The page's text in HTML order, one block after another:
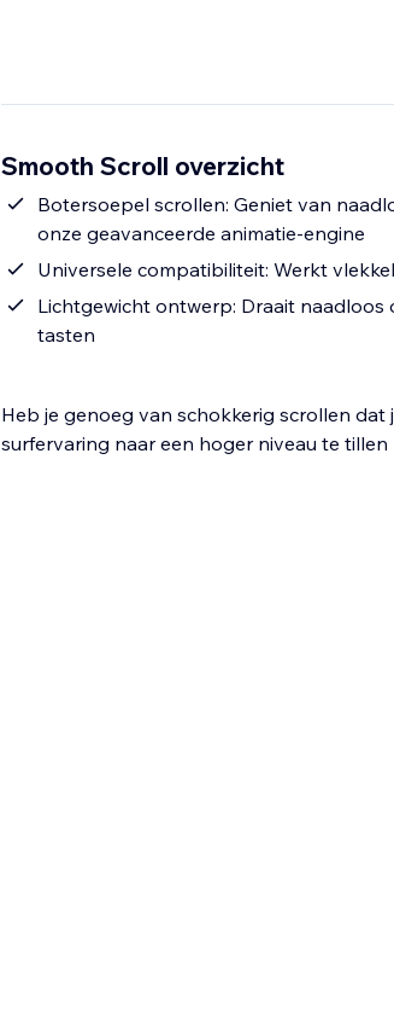
Smooth Scroll overzicht
Botersoepel scrollen: Geniet van
onze geavanceerde animatie-engine
Universele compatibiliteit: Werkt
Lichtgewicht ontwerp: Draait
tasten
Heb je genoeg van schokkerig scrollen
surfervaring naar een hoger niveau te tillen